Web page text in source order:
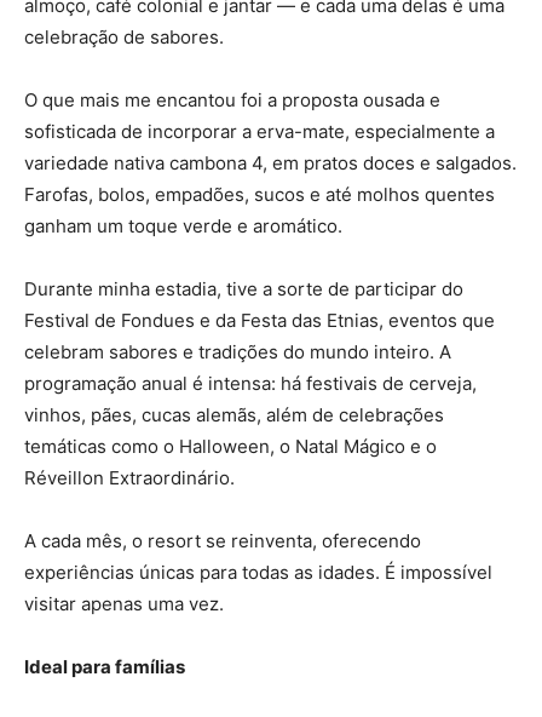
almoço, café colonial e jantar — e cada uma delas é uma
celebração de sabores.
O que mais me encantou foi a proposta ousada e
sofisticada de incorporar a erva-mate, especialmente a
variedade nativa cambona 4, em pratos doces e salgados.
Farofas, bolos, empadões, sucos e até molhos quentes
ganham um toque verde e aromático.
Durante minha estadia, tive a sorte de participar do
Festival de Fondues e da Festa das Etnias, eventos que
celebram sabores e tradições do mundo inteiro. A
programação anual é intensa: há festivais de cerveja,
vinhos, pães, cucas alemãs, além de celebrações
temáticas como o Halloween, o Natal Mágico e o
Réveillon Extraordinário.
A cada mês, o resort se reinventa, oferecendo
experiências únicas para todas as idades. É impossível
visitar apenas uma vez.
Ideal para famílias